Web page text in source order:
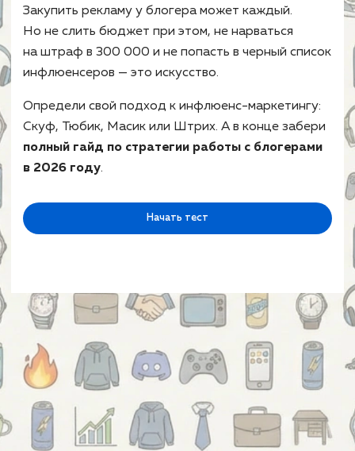
Закупить рекламу у блогера может каждый.
Но не слить бюджет при этом, не нарваться
на штраф в 300 000 и не попасть в черный список
инфлюенсеров — это искусство.
Определи свой подход к инфлюенс-маркетингу:
Скуф, Тюбик, Масик или Штрих. А в конце забери
полный гайд по стратегии работы с блогерами
в 2026 году.
Начать тест